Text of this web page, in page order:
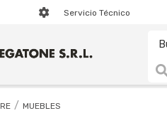
Servicio Técnico
MUEBLES